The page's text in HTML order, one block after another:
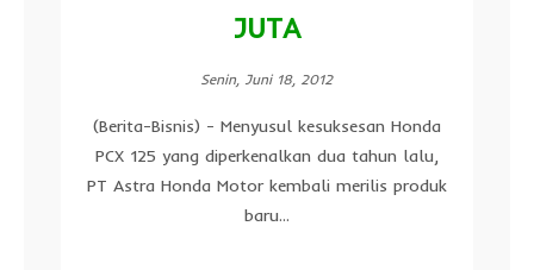
JUTA
Senin, Juni 18, 2012
(Berita-Bisnis) - Menyusul kesuksesan Honda
PCX 125 yang diperkenalkan dua tahun lalu,
PT Astra Honda Motor kembali merilis produk
baru...